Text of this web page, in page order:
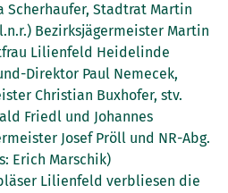
Scherhaufer, Stadtrat Martin
Bezirksjägermeister Martin
Lilienfeld Heidelinde
Direktor Paul Nemecek,
Christian Buxhofer, stv.
Friedl und Johannes
Josef Pröll und NR-Abg.
Erich Marschik)
Lilienfeld verbliesen die